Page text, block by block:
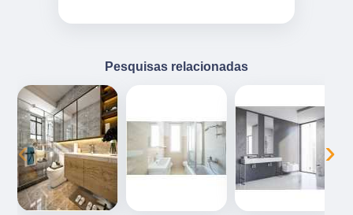
Pesquisas relacionadas
‹ ›